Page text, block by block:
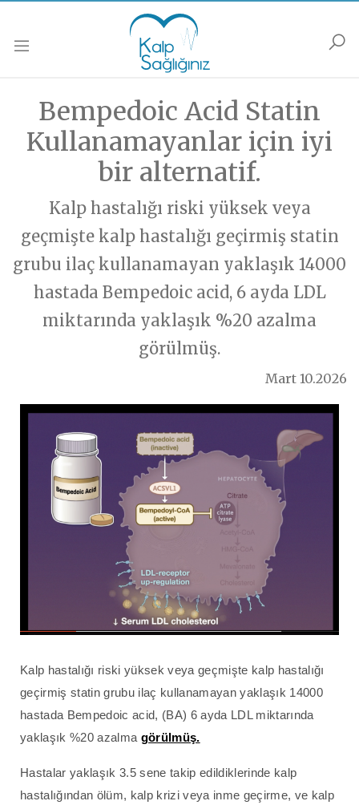
Anasayfa
Podcastler
Kalp Hastalıkları
Kalp Dışı Hastalıklar
Gelecek/ Yapay Zeka
Popüler Bilim/Araştırma/Haberler
Sağlıklı Yaşama/ Yaşlanma
Soru - Cevap
HABERLER
Kalp Hastalıkları
Soru-Cevap
Sağlıklı Yaşama/Yaşlanma
Gelecek/ Yapay Zeka
Kalbinize Şifa
PODCASTLER
Sorularınıza Cevaplar
Kalbinize Dair Bilgiler
Dr.Genco Yucelin Blogu
İLETİŞİM
T. 0212 225 88 40
F. 0212 224 51 35
iletisim@kalpsagliginiz.com
Muayene
Bempedoic Acid Statin
Kullanamayanlar için iyi
bir alternatif.
Kalp hastalığı riski yüksek veya
geçmişte kalp hastalığı geçirmiş statin
grubu ilaç kullanamayan yaklaşık 14000
hastada Bempedoic acid, 6 ayda LDL
miktarında yaklaşık %20 azalma
görülmüş.
Mart 10.2026
Kalp hastalığı riski yüksek veya geçmişte kalp hastalığı
geçirmiş statin grubu ilaç kullanamayan yaklaşık 14000
hastada Bempedoic acid, (BA) 6 ayda LDL miktarında
yaklaşık %20 azalma görülmüş.
Hastalar yaklaşık 3.5 sene takip edildiklerinde kalp
hastalığından ölüm, kalp krizi veya inme geçirme, ve kalp
Soru Sor
Soru Sor formunu doldurarak sorununuzu sorun,
biz yanıtlayalım…
E-Posta
Muayene
Muayene olmak istiyorsanız,
Muayene Formunu doldurarak bize ulaşabilirsiniz.
E-Posta
Muayene Nedeni
GÖNDER